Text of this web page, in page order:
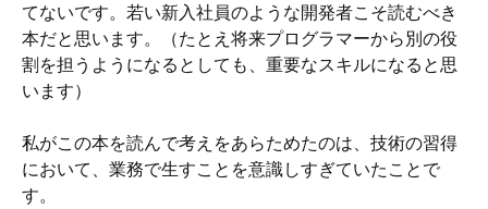
てないです。若い新入社員のような開発者こそ読むべき
本だと思います。（たとえ将来プログラマーから別の役
割を担うようになるとしても、重要なスキルになると思
います）
私がこの本を読んで考えをあらためたのは、技術の習得
において、業務で生すことを意識しすぎていたことで
す。